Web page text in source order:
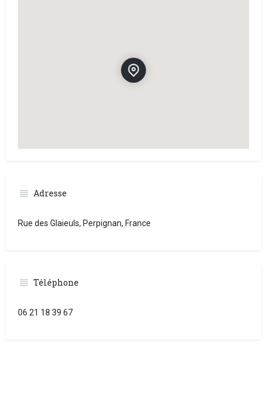
Adresse
Rue des Glaieuls, Perpignan, France
Téléphone
06 21 18 39 67